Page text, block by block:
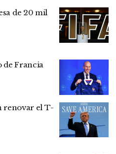
de 20 mil
de Francia
renovar el T-